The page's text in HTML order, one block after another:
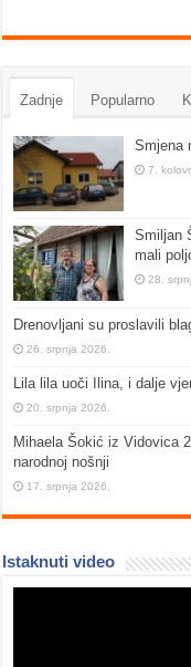
Zadnje Popularno
Smjena
7.
Smiljan
mali
28.
Drenovljani su proslavili
26. srpnja 2026.
Lila lila uoči Ilina, i dalje
20. srpnja 2026.
Mihaela Šokić iz Vidovica
narodnoj nošnji
17. srpnja 2026.
Istaknuti video